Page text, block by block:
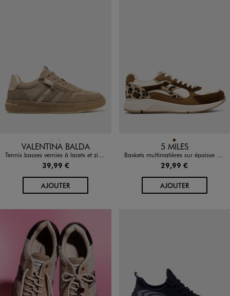
Disponible en 2 coloris
VALENTINA BALDA
Tennis basses vernies à lacets et zip femme - Valentina Baldano
39,99 €
AJOUTERAU PANIER
Disponible en 1 coloris
MARRON
5 MILES
Baskets multimatières sur épaisse semelle femme - 5 Miles
29,99 €
AJOUTERAU PANIER